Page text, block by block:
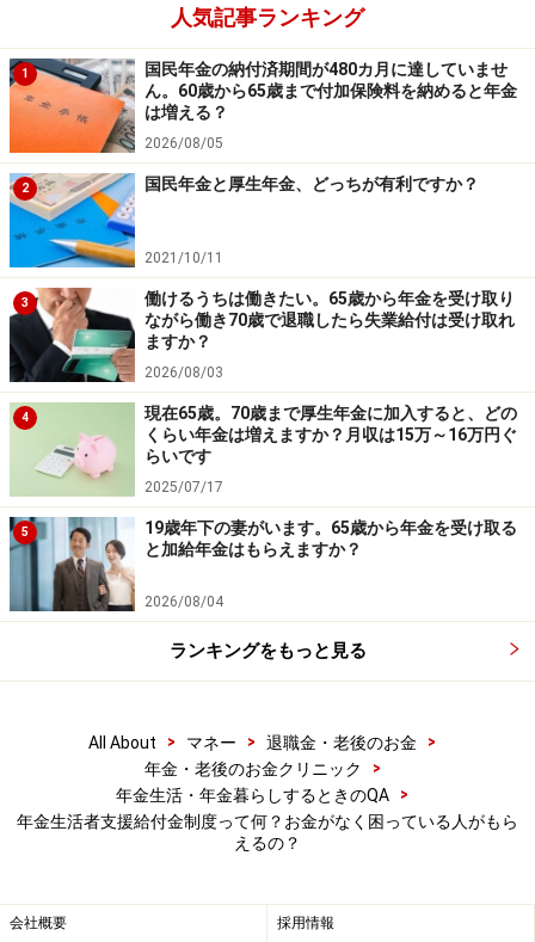
すでに基礎年金を受給しており、新たに受給要件を満た
すことになった方へは、簡易な請求書（はがき型）が、
9月ごろから順次発送されます。届いた人はもらう権利
がありますので、請求しましょう。
【参考】厚生労働省
https://www.mhlw.go.jp/nenkinkyuufukin/system.html
※年金プチ相談コーナーに取り上げてほしい質問がある
人はこちらから応募するか、コメント欄への書き込みを
お願いします。
監修・文／深川弘恵（ファイナンシャルプランナー）
【関連記事をチェック！】
一人暮らしで月6万5000円の年金から天引きされるお金
はいくら？
本記事の内容は一般的な情報提供を目的としており、特定の金融
商品や投資行動を推奨するものではありません。
投資や資産運用に関する最終的なご判断はご自身の責任において
行ってください。
掲載情報の正確性・完全性については十分に配慮しております
が、その内容を保証するものではなく、これに基づく損失・損害
の公式情報をご確認ください。
人気記事ランキング
1
国民年金の納付済期間が480カ月に達していませ
ん。60歳から65歳まで付加保険料を納めると年金
は増える？
2026/08/05
2 国民年金と厚生年金、どっちが有利ですか？
2021/10/11
3
働けるうちは働きたい。65歳から年金を受け取り
ながら働き70歳で退職したら失業給付は受け取れ
ますか？
2026/08/03
4
現在65歳。70歳まで厚生年金に加入すると、どの
くらい年金は増えますか？月収は15万～16万円ぐ
らいです
2025/07/17
5
19歳年下の妻がいます。65歳から年金を受け取る
と加給年金はもらえますか？
2026/08/04
ランキングをもっと見る
All About > マネー > 退職金・老後のお金
>
年金・老後のお金クリニック
>
年金生活・年金暮らしするときのQA
>
年金生活者支援給付金制度って何？お金がなく困っている人がもら
えるの？
会社概要 採用情報